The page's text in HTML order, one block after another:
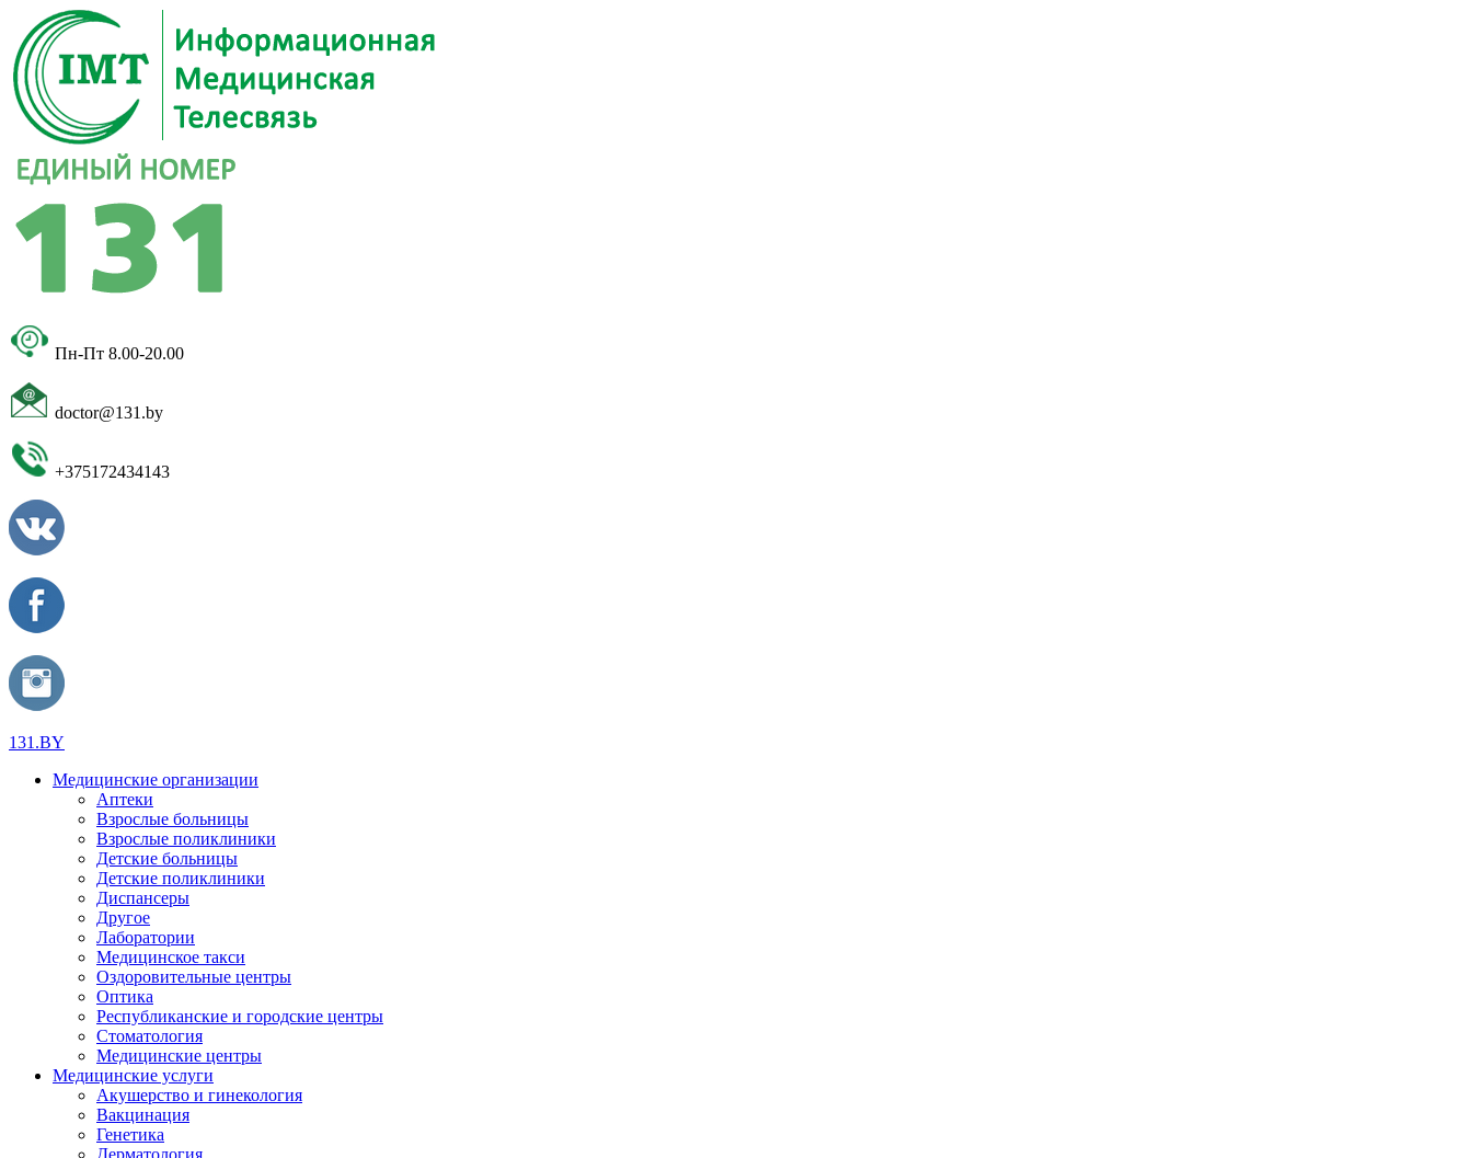
Пн-Пт 8.00-20.00
doctor@131.by
+375172434143
131.BY
Медицинские организации
Аптеки
Взрослые больницы
Взрослые поликлиники
Детские больницы
Детские поликлиники
Диспансеры
Другое
Лаборатории
Медицинское такси
Оздоровительные центры
Оптика
Республиканские и городские центры
Стоматология
Медицинские центры
Медицинские услуги
Акушерство и гинекология
Вакцинация
Генетика
Дерматология